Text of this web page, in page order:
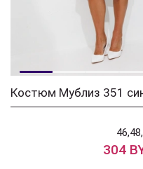
Костюм Мублиз 351
304